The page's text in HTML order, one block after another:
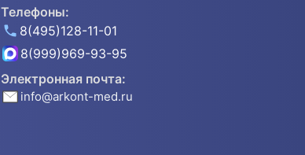
Телефоны:
8(495)128-11-01
8(999)969-93-95
Электронная почта:
info@arkont-med.ru